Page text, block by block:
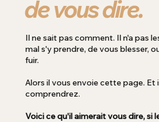
de vous dire.
Il ne sait pas comment. Il n'a pas
mal s'y prendre, de vous blesser,
fuir.
Alors il vous envoie cette page. Et
comprendrez.
Voici ce qu'il aimerait vous dire, si